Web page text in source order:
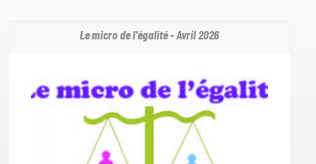
Le micro de l'égalité - Avril 2026